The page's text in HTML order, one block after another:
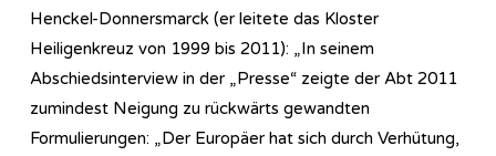
Henckel-Donnersmarck (er leitete das Kloster
Heiligenkreuz von 1999 bis 2011): „In seinem
Abschiedsinterview in der „Presse“ zeigte der Abt 2011
zumindest Neigung zu rückwärts gewandten
Formulierungen: „Der Europäer hat sich durch Verhütung,